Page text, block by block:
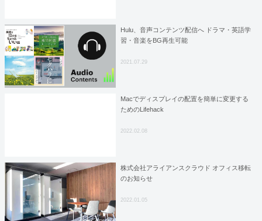
Hulu、音声コンテンツ配信へ ドラマ・英語学
習・音楽をBG再生可能
2021.07.29
Macでディスプレイの配置を簡単に変更する
ためのLifehack
2022.02.08
株式会社アライアンスクラウド オフィス移転
のお知らせ
2022.01.05